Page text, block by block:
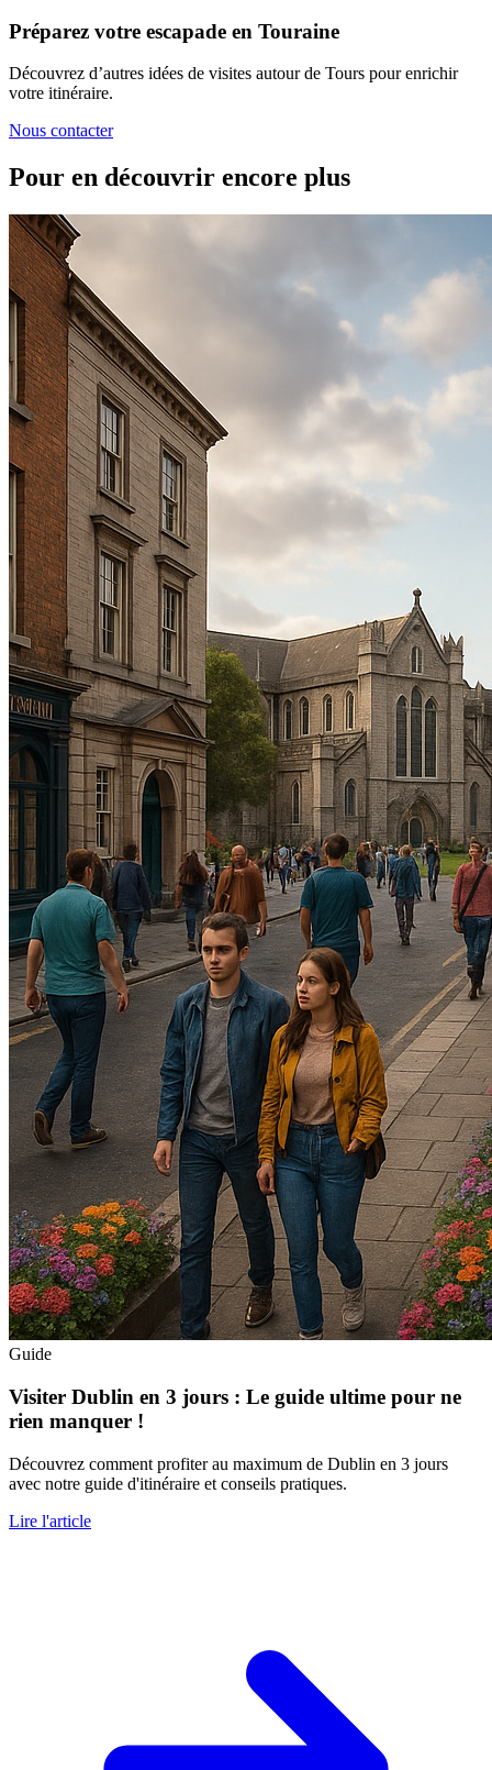
Préparez votre escapade en Touraine
Découvrez d’autres idées de visites autour de Tours pour enrichir
votre itinéraire.
Nous contacter
Pour en découvrir encore plus
Guide
Visiter Dublin en 3 jours : Le guide ultime pour ne
rien manquer !
Découvrez comment profiter au maximum de Dublin en 3 jours
avec notre guide d'itinéraire et conseils pratiques.
Lire l'article